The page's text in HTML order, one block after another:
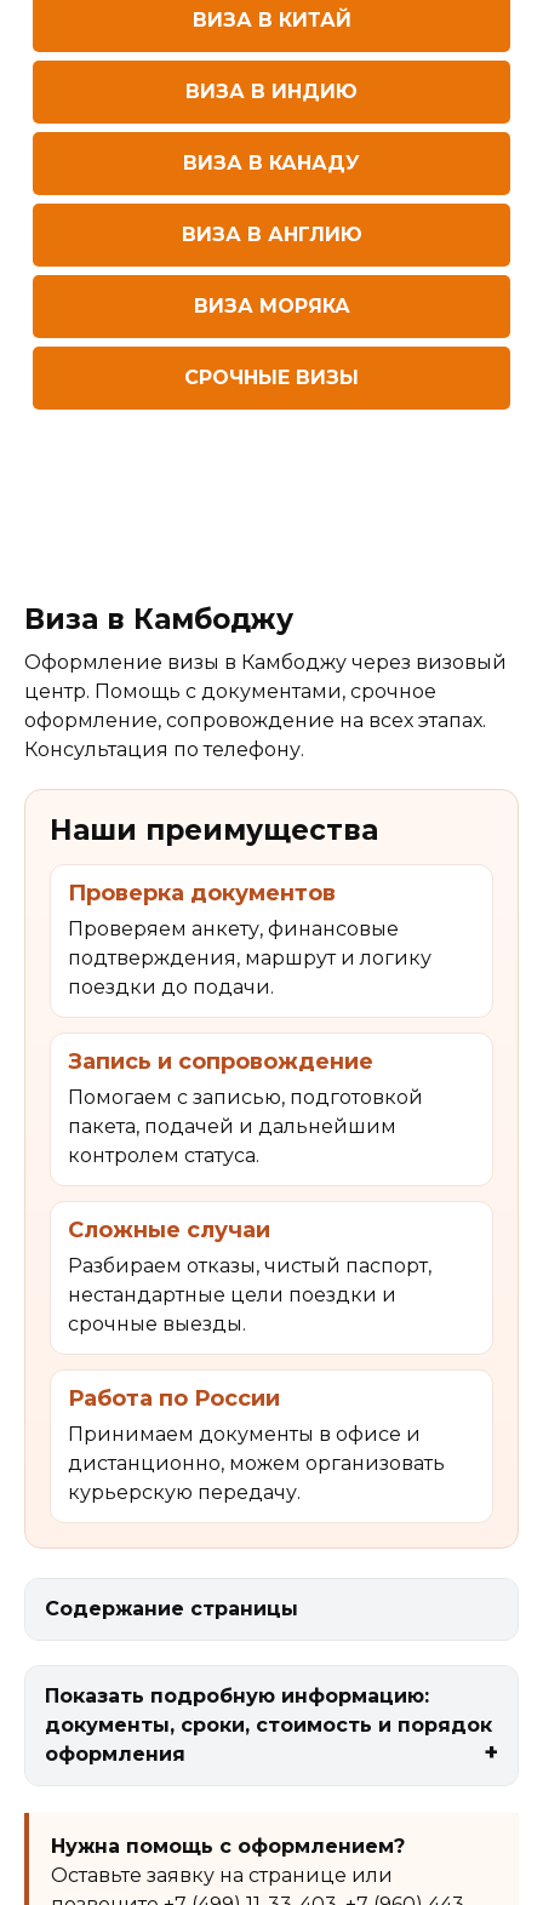
ВИЗА В КИТАЙ
ВИЗА В ИНДИЮ
ВИЗА В КАНАДУ
ВИЗА В АНГЛИЮ
ВИЗА МОРЯКА
СРОЧНЫЕ ВИЗЫ
Виза в Камбоджу
Оформление визы в Камбоджу через визовый
центр. Помощь с документами, срочное
оформление, сопровождение на всех этапах.
Консультация по телефону.
Наши преимущества
Проверка документов
Проверяем анкету, финансовые
подтверждения, маршрут и логику
поездки до подачи.
Запись и сопровождение
Помогаем с записью, подготовкой
пакета, подачей и дальнейшим
контролем статуса.
Сложные случаи
Разбираем отказы, чистый паспорт,
нестандартные цели поездки и
срочные выезды.
Работа по России
Принимаем документы в офисе и
дистанционно, можем организовать
курьерскую передачу.
Содержание страницы
Показать подробную информацию:
документы, сроки, стоимость и порядок
оформления
Нужна помощь с оформлением?
Оставьте заявку на странице или